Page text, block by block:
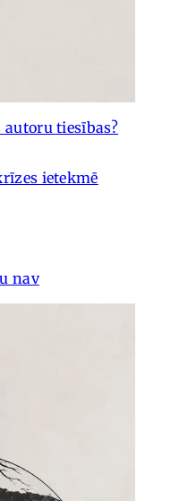
tiesības?
ietekmē
nav